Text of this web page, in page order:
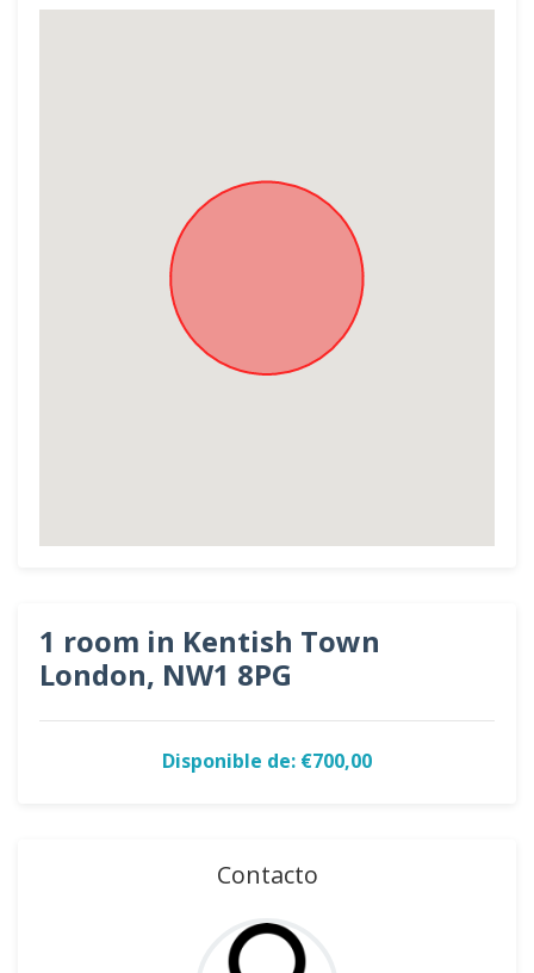
1 room in Kentish Town
London, NW1 8PG
Disponible de: €700,00
Contacto